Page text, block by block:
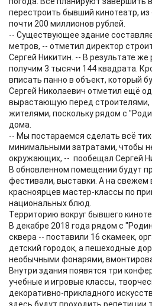
перестроить бывший кинотеатр,
почти 200 миллионов рублей.
-- Существующее здание
метров, -- отметил директор
Сергей Никитин. -- В результате
получим 3 тысячи 144 квадрата.
вписать панно в объект, который
Сергей Николаевич отметил ещё
вырастающую перед
жителями, поскольку рядом с
дома.
-- Мы постараемся сделать всё
минимальными затратами, чтобы
окружающих, -- пообещал Сергей
В обновленном помещении будут
фестивали, выставки. А на свежем
красноярцев мастер-классы по
национальных блюд.
Территорию вокруг бывшего
В декабре 2018 года рядом с
сквера -- поставили 16 скамеек,
детский городок, а пешеходные
необычными фонарями,
Внутри здания появятся три
учебные и игровые классы,
декоративно-прикладного